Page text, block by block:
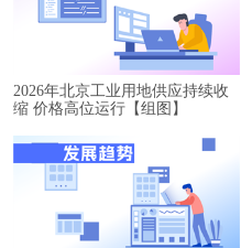
2026年北京工业用地供应持续收
缩 价格高位运行【组图】